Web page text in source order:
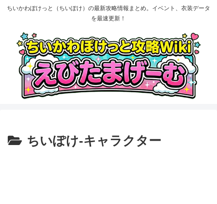
ちいかわぽけっと（ちいぽけ）の最新攻略情報まとめ。イベント、衣装データ
を最速更新！
ちいぽけ-キャラクター